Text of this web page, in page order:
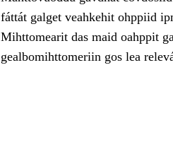
fáttát galget veahkehit ohppiid
Mihttomearit das maid oahppit
gealbomihttomeriin gos lea